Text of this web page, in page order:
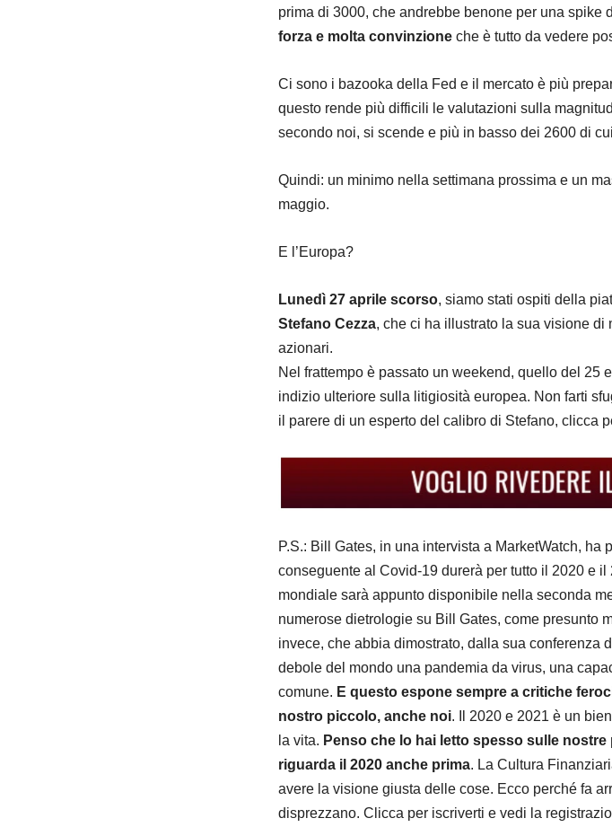
prima di 3000, che andrebbe benone per una spike
forza e molta convinzione che è tutto da vedere
Ci sono i bazooka della Fed e il mercato è più
questo rende più difficili le valutazioni sulla
secondo noi, si scende e più in basso dei 2600 di
Quindi: un minimo nella settimana prossima e un
maggio.
E l’Europa?
Lunedì 27 aprile scorso, siamo stati ospiti della
Stefano Cezza, che ci ha illustrato la sua visione di
azionari.
Nel frattempo è passato un weekend, quello del 25
indizio ulteriore sulla litigiosità europea. Non farti
il parere di un esperto del calibro di Stefano, clicca
P.S.: Bill Gates, in una intervista a MarketWatch,
conseguente al Covid-19 durerà per tutto il 2020 e
mondiale sarà appunto disponibile nella seconda
numerose dietrologie su Bill Gates, come presunto
invece, che abbia dimostrato, dalla sua conferenza
debole del mondo una pandemia da virus, una
comune. E questo espone sempre a critiche
nostro piccolo, anche noi. Il 2020 e 2021 è un
la vita. Penso che lo hai letto spesso sulle
riguarda il 2020 anche prima. La Cultura
avere la visione giusta delle cose. Ecco perché fa
disprezzano. Clicca per iscriverti e vedi la